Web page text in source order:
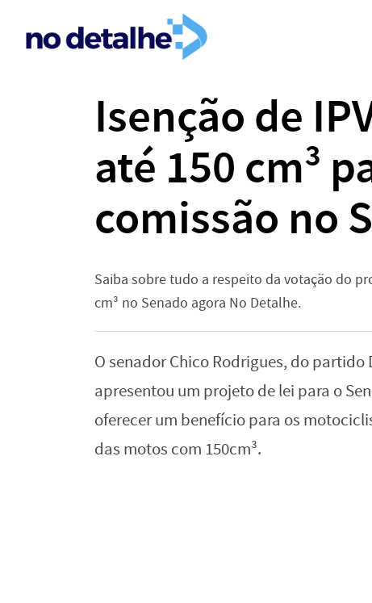
Isenção de
até 150 cm³
comissão no
Saiba sobre tudo a respeito da votação do
cm³ no Senado agora No Detalhe.
O senador Chico Rodrigues, do
apresentou um projeto de lei para o
oferecer um benefício para os
das motos com 150cm³.